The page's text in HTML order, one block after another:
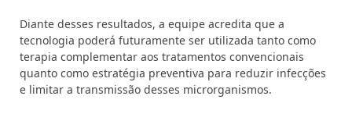
Diante desses resultados, a equipe acredita que a
tecnologia poderá futuramente ser utilizada tanto como
terapia complementar aos tratamentos convencionais
quanto como estratégia preventiva para reduzir infecções
e limitar a transmissão desses microrganismos.